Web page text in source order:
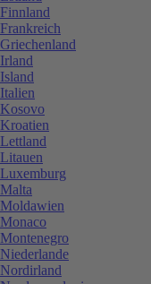
Finnland
Frankreich
Griechenland
Irland
Island
Italien
Kosovo
Kroatien
Lettland
Litauen
Luxemburg
Malta
Moldawien
Monaco
Montenegro
Niederlande
Nordirland